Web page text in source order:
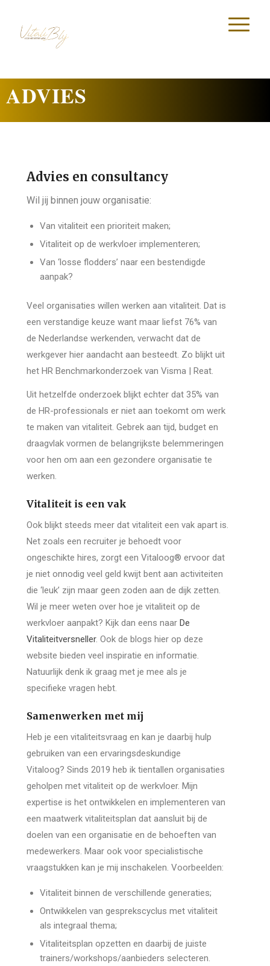
ADVIES
Advies en consultancy
Wil jij binnen jouw organisatie:
Van vitaliteit een prioriteit maken;
Vitaliteit op de werkvloer implementeren;
Van ‘losse flodders’ naar een bestendigde
aanpak?
Veel organisaties willen werken aan vitaliteit. Dat is
een verstandige keuze want maar liefst 76% van
de Nederlandse werkenden, verwacht dat de
werkgever hier aandacht aan besteedt. Zo blijkt uit
het HR Benchmarkonderzoek van Visma | Reat.
Uit hetzelfde onderzoek blijkt echter dat 35% van
de HR-professionals er niet aan toekomt om werk
te maken van vitaliteit. Gebrek aan tijd, budget en
draagvlak vormen de belangrijkste belemmeringen
voor hen om aan een gezondere organisatie te
werken.
Vitaliteit is een vak
Ook blijkt steeds meer dat vitaliteit een vak apart is.
Net zoals een recruiter je behoedt voor
ongeschikte hires, zorgt een Vitaloog® ervoor dat
je niet onnodig veel geld kwijt bent aan activiteiten
die ‘leuk’ zijn maar geen zoden aan de dijk zetten.
Wil je meer weten over hoe je vitaliteit op de
werkvloer aanpakt? Kijk dan eens naar De
Vitaliteitversneller. Ook de blogs hier op deze
website bieden veel inspiratie en informatie.
Natuurlijk denk ik graag met je mee als je
specifieke vragen hebt.
Samenwerken met mij
Heb je een vitaliteitsvraag en kan je daarbij hulp
gebruiken van een ervaringsdeskundige
Vitaloog? Sinds 2019 heb ik tientallen organisaties
geholpen met vitaliteit op de werkvloer. Mijn
expertise is het ontwikkelen en implementeren van
een maatwerk vitaliteitsplan dat aansluit bij de
doelen van een organisatie en de behoeften van
medewerkers. Maar ook voor specialistische
vraagstukken kan je mij inschakelen. Voorbeelden:
Vitaliteit binnen de verschillende generaties;
Ontwikkelen van gesprekscyclus met vitaliteit
als integraal thema;
Vitaliteitsplan opzetten en daarbij de juiste
trainers/workshops/aanbieders selecteren.